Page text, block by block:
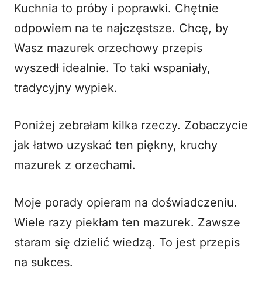
Kuchnia to próby i poprawki. Chętnie
odpowiem na te najczęstsze. Chcę, by
Wasz mazurek orzechowy przepis
wyszedł idealnie. To taki wspaniały,
tradycyjny wypiek.
Poniżej zebrałam kilka rzeczy. Zobaczycie
jak łatwo uzyskać ten piękny, kruchy
mazurek z orzechami.
Moje porady opieram na doświadczeniu.
Wiele razy piekłam ten mazurek. Zawsze
staram się dzielić wiedzą. To jest przepis
na sukces.